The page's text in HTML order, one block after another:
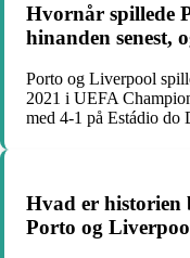
Hvornår spillede
hinanden senest,
Porto og Liverpool
2021 i UEFA
med 4-1 på Estádio do
Hvad er historien
Porto og